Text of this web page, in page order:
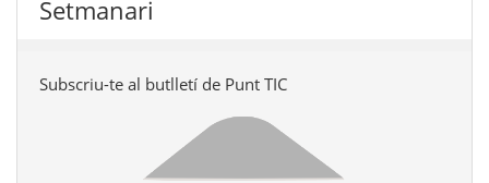
Setmanari
Subscriu-te al butlletí de Punt TIC